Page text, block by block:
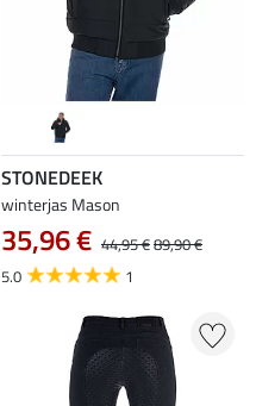
STONEDEEK
winterjas Mason
35,96 € 44,95 €89,90 €
5.0
1